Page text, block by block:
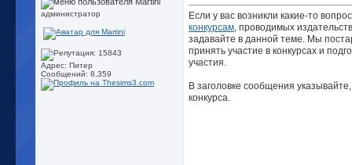
администратор
Адрес: Питер
Сообщений: 8,359
Если у вас возникли какие-то
конкурсам, проводимых
задавайте в данной теме. Мы
принять участие в конкурсах и
участия.
В заголовке сообщения
конкурса.